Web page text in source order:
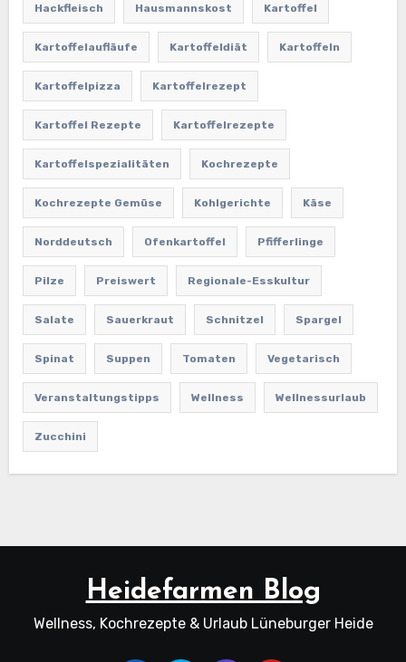
Hackfleisch Hausmannskost Kartoffel
Kartoffelaufläufe Kartoffeldiät Kartoffeln
Kartoffelpizza Kartoffelrezept
Kartoffel Rezepte Kartoffelrezepte
Kartoffelspezialitäten Kochrezepte
Kochrezepte Gemüse Kohlgerichte Käse
Norddeutsch Ofenkartoffel Pfifferlinge
Pilze Preiswert Regionale-Esskultur
Salate Sauerkraut Schnitzel Spargel
Spinat Suppen Tomaten Vegetarisch
Veranstaltungstipps Wellness Wellnessurlaub
Zucchini
Heidefarmen Blog
Wellness, Kochrezepte & Urlaub Lüneburger Heide